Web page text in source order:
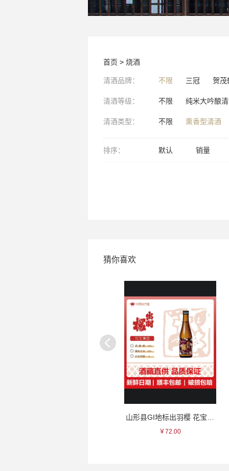
首页 > 烧酒
清酒品牌： 不限 三冠 贺茂
清酒等级： 不限 纯米大吟酿
清酒类型： 不限 熏香型清酒
排序： 默认 销量
猜你喜欢
￥72.00